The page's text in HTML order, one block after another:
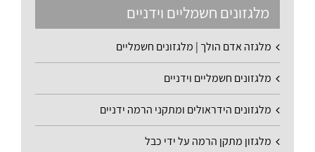
מלגזונים חשמליים וידניים
מלגזה אדם הולך | מלגזונים חשמליים
מלגזונים חשמליים וידניים
מלגזונים הידראולים ומתקני הרמה ידניים
מלגזון מתקן הרמה על ידי כבל